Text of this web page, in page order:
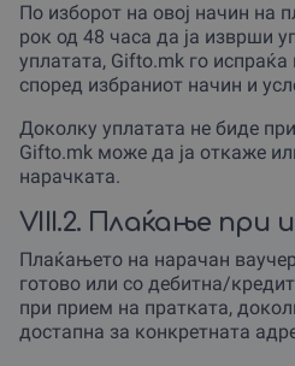
По изборот на овој начин на
рок од 48 часа да ја изврши
уплатата, Gifto.mk го
според избраниот начин и
Доколку уплатата не биде
Gifto.mk може да ја откаже
нарачката.
VIII.2. Плаќање при
Плаќањето на нарачан
готово или со дебитна/
при прием на пратката,
достапна за конкретната